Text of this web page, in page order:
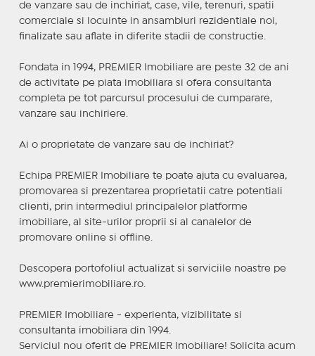
de vanzare sau de inchiriat, case, vile, terenuri, spatii
comerciale si locuinte in ansambluri rezidentiale noi,
finalizate sau aflate in diferite stadii de constructie.
Fondata in 1994, PREMIER Imobiliare are peste 32 de ani
de activitate pe piata imobiliara si ofera consultanta
completa pe tot parcursul procesului de cumparare,
vanzare sau inchiriere.
Ai o proprietate de vanzare sau de inchiriat?
Echipa PREMIER Imobiliare te poate ajuta cu evaluarea,
promovarea si prezentarea proprietatii catre potentiali
clienti, prin intermediul principalelor platforme
imobiliare, al site-urilor proprii si al canalelor de
promovare online si offline.
Descopera portofoliul actualizat si serviciile noastre pe
www.premierimobiliare.ro.
PREMIER Imobiliare - experienta, vizibilitate si
consultanta imobiliara din 1994.
Serviciul nou oferit de PREMIER Imobiliare! Solicita acum